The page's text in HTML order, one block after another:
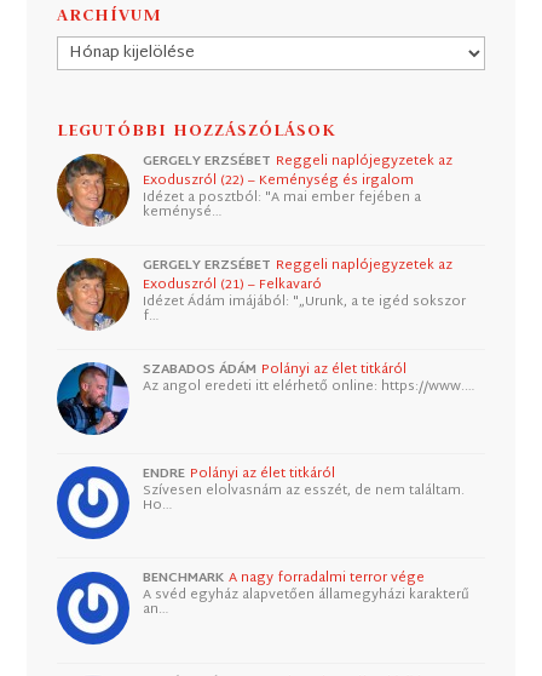
ARCHÍVUM
Archívum
LEGUTÓBBI HOZZÁSZÓLÁSOK
GERGELY ERZSÉBET Reggeli naplójegyzetek az
Exoduszról (22) – Keménység és irgalom
Idézet a posztból: "A mai ember fejében a
keménysé…
GERGELY ERZSÉBET Reggeli naplójegyzetek az
Exoduszról (21) – Felkavaró
Idézet Ádám imájából: "„Urunk, a te igéd sokszor
f…
SZABADOS ÁDÁM Polányi az élet titkáról
Az angol eredeti itt elérhető online: https://www.…
ENDRE Polányi az élet titkáról
Szívesen elolvasnám az esszét, de nem találtam.
Ho…
BENCHMARK A nagy forradalmi terror vége
A svéd egyház alapvetően államegyházi karakterű
an…